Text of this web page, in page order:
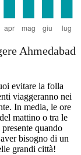
Ahmedabad
evitare la folla
viaggeranno nei
In media, le ore
mattino o tra le
quando
bisogno di un
grandi città!